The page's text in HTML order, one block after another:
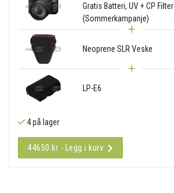
Gratis Batteri, UV + CP Filter
(Sommerkampanje)
Neoprene SLR Veske
LP-E6
4 på lager
44650 kr - Legg i kurv